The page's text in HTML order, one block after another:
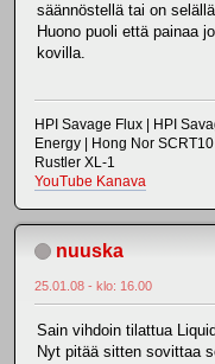
säännöstellä tai on
Huono puoli että painaa
kovilla.
HPI Savage Flux | HPI
Energy | Hong Nor
Rustler XL-1
YouTube Kanava
nuuska
25.01.08 - klo: 16.00
Sain vihdoin tilattua
Nyt pitää sitten sovittaa